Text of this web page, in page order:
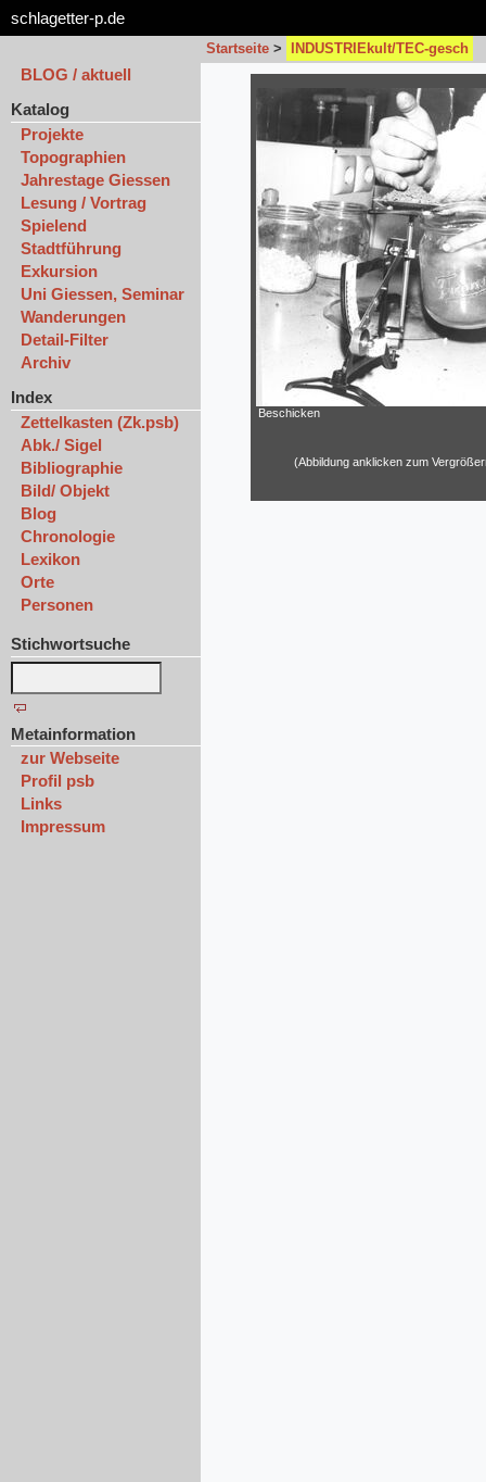
schlagetter-p.de
Startseite > INDUSTRIEkult/TEC-gesch
BLOG / aktuell
Katalog
Projekte
Topographien
Jahrestage Giessen
Lesung / Vortrag
Spielend
Stadtführung
Exkursion
Uni Giessen, Seminar
Wanderungen
Detail-Filter
Archiv
Index
Zettelkasten (Zk.psb)
Abk./ Sigel
Bibliographie
Bild/ Objekt
Blog
Chronologie
Lexikon
Orte
Personen
Stichwortsuche
Metainformation
zur Webseite
Profil psb
Links
Impressum
Beschicken
(Abbildung anklicken zum